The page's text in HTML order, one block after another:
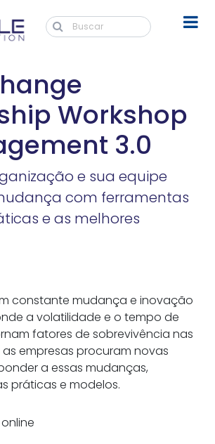
Workshop
3.0
e sua equipe
com ferramentas
e as melhores
constante mudança e inovação
a volatilidade e o tempo de
fatores de sobrevivência nas
empresas procuram novas
a essas mudanças,
práticas e modelos.
online